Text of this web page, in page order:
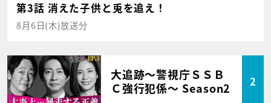
第3話 消えた子供と兎を追え！
8月6日(木)放送分
大追跡～警視庁ＳＳＢ
Ｃ強行犯係～ Season2
2